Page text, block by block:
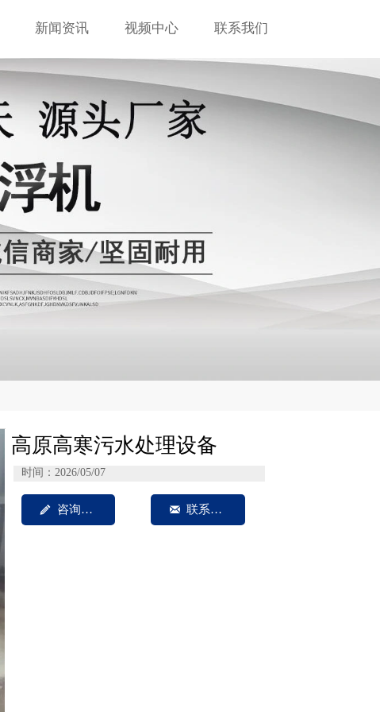
新闻资讯 视频中心 联系我们
高原高寒污水处理设备
时间：2026/05/07
 咨询我们  联系方式